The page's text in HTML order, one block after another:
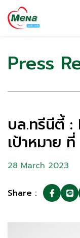
Press
บล.ทรีนีตี้ :
เป้าหมาย
28 March 2023
Share :